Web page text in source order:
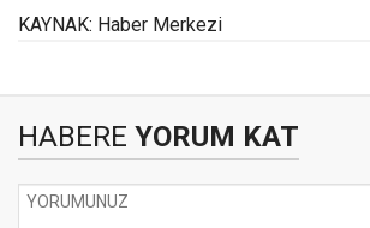
KAYNAK: Haber Merkezi
HABERE YORUM KAT